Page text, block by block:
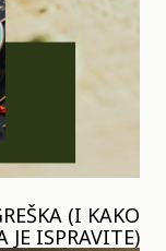
(I KAKO
JE ISPRAVITE)